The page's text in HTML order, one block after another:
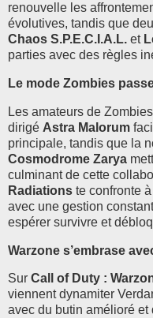
renouvelle les
évolutives, tandis que
Chaos S.P.E.C.I.A.L. et
parties avec des règles
Le mode Zombies
Les amateurs de
dirigé Astra Malorum
principale, tandis que la
Cosmodrome Zarya
culminant de cette
Radiations te confronte
avec une gestion
espérer survivre et
Warzone s’embrase
Sur Call of Duty :
viennent dynamiter
avec du butin amélioré